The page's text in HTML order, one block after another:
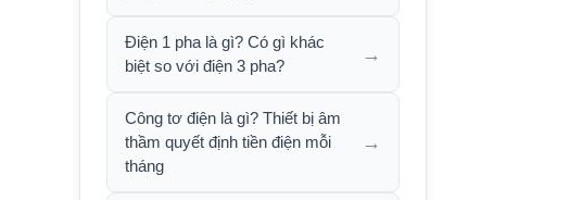
Điện 1 pha là gì? Có gì khác
biệt so với điện 3 pha?
→
Công tơ điện là gì? Thiết bị âm
thầm quyết định tiền điện mỗi
tháng
→